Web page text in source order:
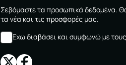
Σεβόμαστε τα προσωπικά δεδομένα.
τα νέα και τις προσφορές μας.
Εχω διαβάσει και συμφωνώ με τους